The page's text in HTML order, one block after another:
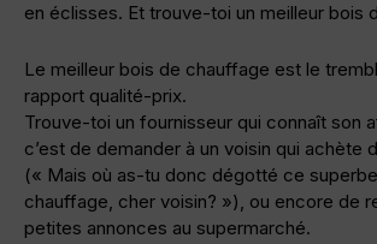
en éclisses. Et trouve-toi un meilleur bois
Le meilleur bois de chauffage est le
rapport qualité-prix.
Trouve-toi un fournisseur qui connaît son
c’est de demander à un voisin qui achète
(« Mais où as-tu donc dégotté ce
chauffage, cher voisin? »), ou encore de
petites annonces au supermarché.